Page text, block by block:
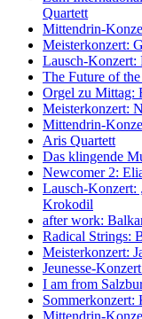
Quartett
Mittendrin-
Meisterkonzert:
Lausch-Konzert:
The Future of
Orgel zu Mittag:
Meisterkonzert:
Mittendrin-
Aris Quartett
Das klingende
Newcomer 2:
Lausch-Konzert:
Krokodil
after work:
Radical Strings:
Meisterkonzert:
Jeunesse-
I am from
Sommerkonzert:
Mittendrin-